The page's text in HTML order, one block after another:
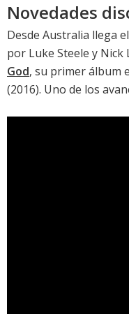
Novedades
Desde Australia llega
por Luke Steele y
God, su primer álbum
(2016). Uno de los